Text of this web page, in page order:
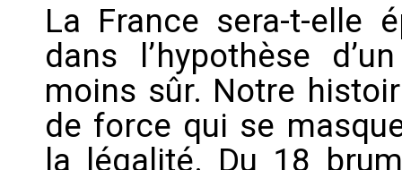
La France sera-t-elle
dans l’hypothèse
moins sûr. Notre
de force qui se
la légalité. Du 18